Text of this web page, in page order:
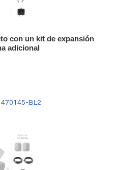
con un kit de expansión
adicional
BL2